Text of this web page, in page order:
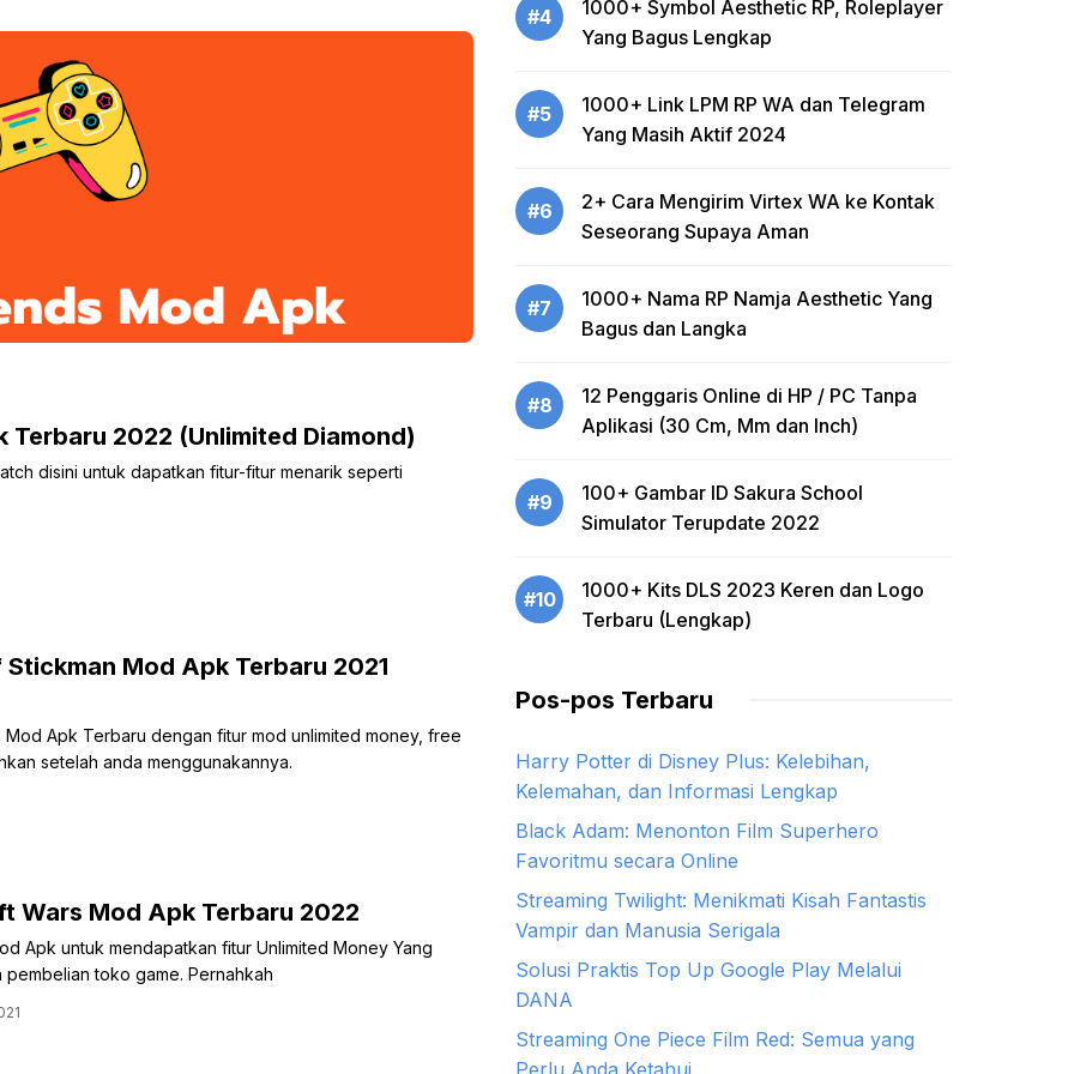
2022 (Unlimited Diamond)
disini untuk dapatkan fitur-fitur menarik seperti
Mod Apk Terbaru 2021
Apk Terbaru dengan fitur mod unlimited money, free
setelah anda menggunakannya.
Wars Mod Apk Terbaru 2022
Apk untuk mendapatkan fitur Unlimited Money Yang
toko game. Pernahkah
#4
1000+ Symbol Aesthetic RP, Roleplayer
Yang Bagus Lengkap
#5
1000+ Link LPM RP WA dan Telegram
Yang Masih Aktif 2024
#6
2+ Cara Mengirim Virtex WA ke Kontak
Seseorang Supaya Aman
#7
1000+ Nama RP Namja Aesthetic Yang
Bagus dan Langka
#8
12 Penggaris Online di HP / PC Tanpa
Aplikasi (30 Cm, Mm dan Inch)
#9
100+ Gambar ID Sakura School
Simulator Terupdate 2022
#10
1000+ Kits DLS 2023 Keren dan Logo
Terbaru (Lengkap)
Pos-pos Terbaru
Harry Potter di Disney Plus: Kelebihan,
Kelemahan, dan Informasi Lengkap
Black Adam: Menonton Film Superhero
Favoritmu secara Online
Streaming Twilight: Menikmati Kisah Fantastis
Vampir dan Manusia Serigala
Solusi Praktis Top Up Google Play Melalui
DANA
Streaming One Piece Film Red: Semua yang
Perlu Anda Ketahui